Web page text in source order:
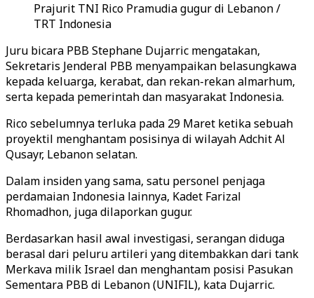
Prajurit TNI Rico Pramudia gugur di Lebanon /
TRT Indonesia
Juru bicara PBB Stephane Dujarric mengatakan,
Sekretaris Jenderal PBB menyampaikan belasungkawa
kepada keluarga, kerabat, dan rekan-rekan almarhum,
serta kepada pemerintah dan masyarakat Indonesia.
Rico sebelumnya terluka pada 29 Maret ketika sebuah
proyektil menghantam posisinya di wilayah Adchit Al
Qusayr, Lebanon selatan.
Dalam insiden yang sama, satu personel penjaga
perdamaian Indonesia lainnya, Kadet Farizal
Rhomadhon, juga dilaporkan gugur.
Berdasarkan hasil awal investigasi, serangan diduga
berasal dari peluru artileri yang ditembakkan dari tank
Merkava milik Israel dan menghantam posisi Pasukan
Sementara PBB di Lebanon (UNIFIL), kata Dujarric.